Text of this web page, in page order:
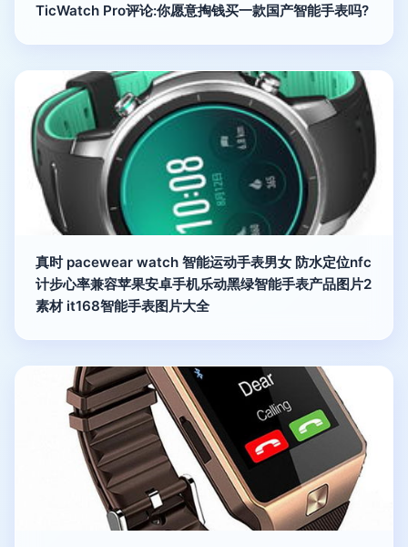
TicWatch Pro评论:你愿意掏钱买一款国产智能手表吗?
真时 pacewear watch 智能运动手表男女 防水定位nfc
计步心率兼容苹果安卓手机乐动黑绿智能手表产品图片2
素材 it168智能手表图片大全